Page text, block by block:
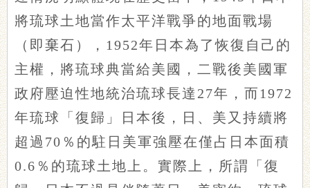
將琉球土地當作太平洋戰爭的地面戰場
（即棄石），1952年日本為了恢復自己的
主權，將琉球典當給美國，二戰後美國軍
政府壓迫性地統治琉球長達27年，而1972
年琉球「復歸」日本後，日、美又持續將
超過70％的駐日美軍強壓在僅占日本面積
0.6％的琉球土地上。實際上，所謂「復